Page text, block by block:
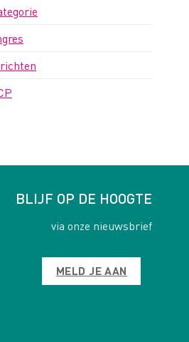
BLIJF OP DE HOOGTE
onze nieuwsbrief
MELD JE AAN